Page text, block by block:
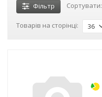
Фільтр Сортувати:
Товарів на сторінці: 36